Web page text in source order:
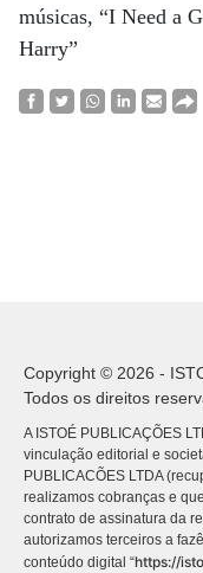
músicas, “I Need a
Harry”
Copyright © 2026 -
Todos os direitos
A ISTOÉ PUBLICAÇÕES
vinculação editorial e
PUBLICACÕES LTDA
realizamos cobranças e
contrato de assinatura da
autorizamos terceiros a
conteúdo digital “https://